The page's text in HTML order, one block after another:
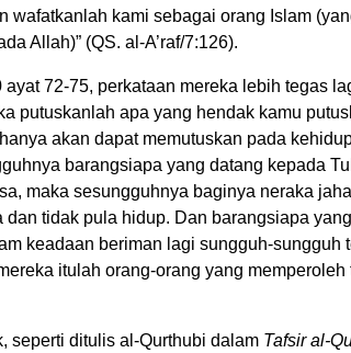
wafatkanlah kami sebagai orang Islam
Allah)” (QS. al-A’raf/7:126).
ayat 72-75, perkataan mereka lebih tegas
putuskanlah apa yang hendak kamu
akan dapat memutuskan pada
barangsiapa yang datang kepada
maka sesungguhnya baginya neraka
dan tidak pula hidup. Dan barangsiapa
keadaan beriman lagi sungguh-sungguh
itulah orang-orang yang memperoleh
seperti ditulis al-Qurthubi dalam Tafsir al-